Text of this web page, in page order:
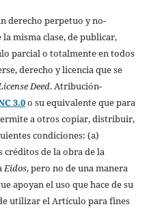
derecho perpetuo y no-
misma clase, de publicar,
parcial o totalmente en todos
derecho y licencia que se
Deed. Atribución-
3.0o su equivalente que para
a otros copiar, distribuir,
condiciones: (a)
créditos de la obra de la
Eidos, pero no de una manera
apoyan el uso que hace de su
utilizar el Artículo para fines